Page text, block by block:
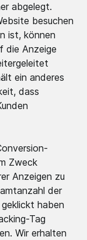
abgelegt.
besuchen
ist, können
die Anzeige
ein anderes
dass
Zweck
Anzeigen zu
der
haben
Tag
Wir erhalten